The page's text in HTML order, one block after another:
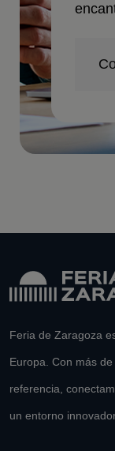
Feria de Zaragoza
Europa. Con más
referencia,
un entorno